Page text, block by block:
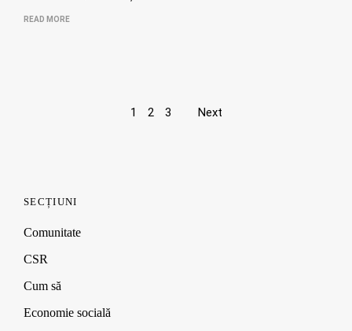
READ MORE
1 2 3 Next
SECȚIUNI
Comunitate
CSR
Cum să
Economie socială